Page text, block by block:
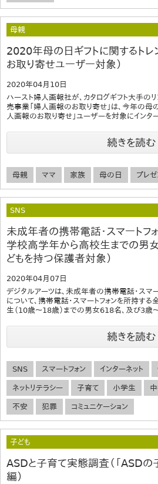
母親
2020年母の日ギフトに関するトレ
お取り寄せユーザー対象）
2020年04月10日
ハースト婦人画報社が、カタログギフト大手の
売事業「婦人画報のお取り寄せ」は、今年の母
人画報のお取り寄せ」ユーザーを対象にインタ
続きを読む
母親 ママ 家族 母の日 プレゼ
SNS
未成年者の携帯電話・スマートフ
学校高学年から高校生までの男
どもを持つ保護者対象）
2020年04月07日
デジタルアーツは、未成年者の携帯電話・スマ
について、携帯電話・スマートフォンを所持す
生（10歳～18歳）までの男女618名、及び3歳
続きを読む
SNS スマートフォン インターネット
ネットリテラシー 子育て 小学生
不安 犯罪 コミュニケーション
子ども
ASDと子育て実態調査（「ASDの
編）